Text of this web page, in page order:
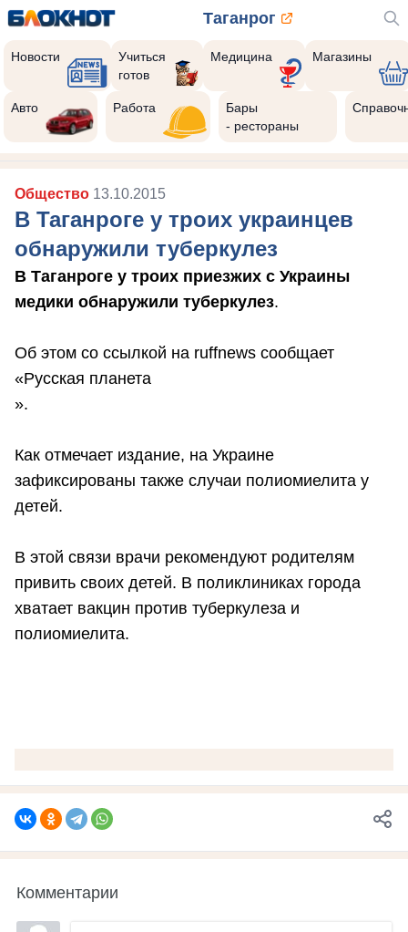
Таганрог
Новости
Учиться
готов
Медицина Магазины
Авто Работа
Бары
- рестораны
Общество 13.10.2015
В Таганроге у троих украинцев
обнаружили туберкулез
В Таганроге у троих приезжих с Украины
медики обнаружили туберкулез.
Об этом со ссылкой на ruffnews сообщает
«Русская планета
».
Как отмечает издание, на Украине
зафиксированы также случаи полиомиелита у
детей.
В этой связи врачи рекомендуют родителям
привить своих детей. В поликлиниках города
хватает вакцин против туберкулеза и
полиомиелита.
Комментарии